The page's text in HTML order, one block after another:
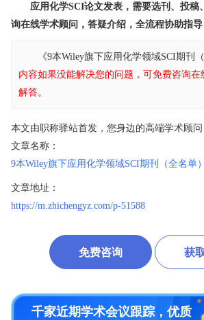
应用化学SCI论文发表，需要选刊、投稿
询在线学术顾问，答疑介绍，全流程协助指导
《9本Wiley旗下应用化学领域SCI期刊
内容如果没能解决您的问题，可免费咨询
解答。
本文由职称驿站首发，您身边的高端学术顾问
文章名称：
9本Wiley旗下应用化学领域SCI期刊（全名单）
文章地址：
https://m.zhichengyz.com/p-51588
免费咨询 获
千家近期学术会议跟踪，优质